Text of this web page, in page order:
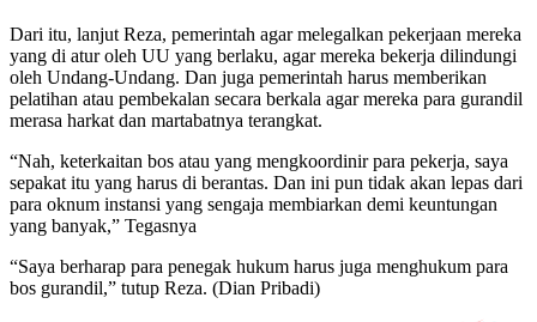
Dari itu, lanjut Reza, pemerintah agar melegalkan pekerjaan mereka
yang di atur oleh UU yang berlaku, agar mereka bekerja dilindungi
oleh Undang-Undang. Dan juga pemerintah harus memberikan
pelatihan atau pembekalan secara berkala agar mereka para gurandil
merasa harkat dan martabatnya terangkat.
“Nah, keterkaitan bos atau yang mengkoordinir para pekerja, saya
sepakat itu yang harus di berantas. Dan ini pun tidak akan lepas dari
para oknum instansi yang sengaja membiarkan demi keuntungan
yang banyak,” Tegasnya
“Saya berharap para penegak hukum harus juga menghukum para
bos gurandil,” tutup Reza. (Dian Pribadi)